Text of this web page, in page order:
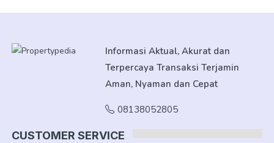
Informasi Aktual, Akurat dan
Terpercaya Transaksi Terjamin
Aman, Nyaman dan Cepat
08138052805
CUSTOMER SERVICE